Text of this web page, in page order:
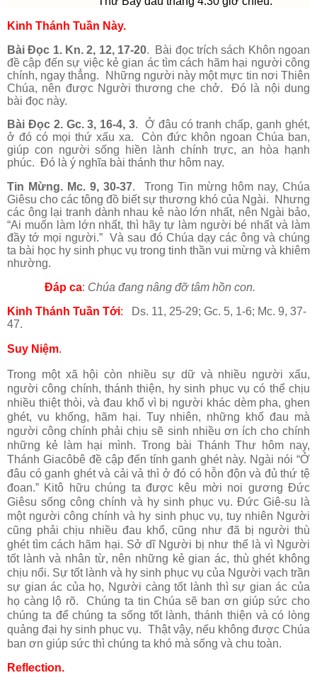
Kinh Thánh Tuần Này.
Bài Đọc 1. Kn. 2, 12, 17-20. Bài đọc trích sách Khôn ngoan
đề cập đến sự việc kẻ gian ác tìm cách hãm hại người công
chính, ngay thẳng. Những người này một mực tin nơi Thiên
Chúa, nên được Người thương che chở. Đó là nội dung
bài đọc này.
Bài Đọc 2. Gc. 3, 16-4, 3. Ở đâu có tranh chấp, ganh ghét,
ở đó có mọi thứ xấu xa. Còn đức khôn ngoan Chúa ban,
giúp con người sống hiền lành chính trực, an hòa hạnh
phúc. Đó là ý nghĩa bài thánh thư hôm nay.
Tin Mừng. Mc. 9, 30-37. Trong Tin mừng hôm nay, Chúa
Giêsu cho các tông đồ biết sự thương khó của Ngài. Nhưng
các ông lại tranh dành nhau kẻ nào lớn nhất, nên Ngài bảo,
“Ai muốn làm lớn nhất, thì hãy tự làm người bé nhất và làm
đầy tớ mọi người.” Và sau đó Chúa dạy các ông và chúng
ta bài học hy sinh phục vụ trong tinh thần vui mừng và khiêm
nhường.
Đáp ca: Chúa đang nâng đỡ tâm hồn con.
Kinh Thánh Tuần Tới: Ds. 11, 25-29; Gc. 5, 1-6; Mc. 9, 37-
47.
Suy Niệm.
Trong một xã hội còn nhiều sự dữ và nhiều người xấu,
người công chính, thánh thiện, hy sinh phục vụ có thể chịu
nhiều thiệt thòi, và đau khổ vì bị người khác dèm pha, ghen
ghét, vu khống, hãm hại. Tuy nhiên, những khổ đau mà
người công chính phải chịu sẽ sinh nhiều ơn ích cho chính
những kẻ làm hại mình. Trong bài Thánh Thư hôm nay,
Thánh Giacôbê đề cập đến tính ganh ghét này. Ngài nói “Ở
đâu có ganh ghét và cải vả thì ở đó có hỗn độn và đủ thứ tệ
đoan.” Kitô hữu chúng ta được kêu mời noi gương Ðức
Giêsu sống công chính và hy sinh phục vụ. Ðức Giê-su là
một người công chính và hy sinh phục vụ, tuy nhiên Người
cũng phải chịu nhiều đau khổ, cũng như đã bị người thù
ghét tìm cách hãm hại. Sở dĩ Người bị như thế là vì Người
tốt lành và nhân từ, nên những kẻ gian ác, thù ghét không
chịu nổi. Sự tốt lành và hy sinh phục vụ của Người vạch trần
sự gian ác của họ, Người càng tốt lành thì sự gian ác của
họ càng lộ rõ. Chúng ta tin Chúa sẽ ban ơn giúp sức cho
chúng ta để chúng ta sống tốt lành, thánh thiện và có lòng
quảng đại hy sinh phục vụ. Thật vậy, nếu không được Chúa
ban ơn giúp sức thì chúng ta khó mà sống và chu toàn.
Reflection.